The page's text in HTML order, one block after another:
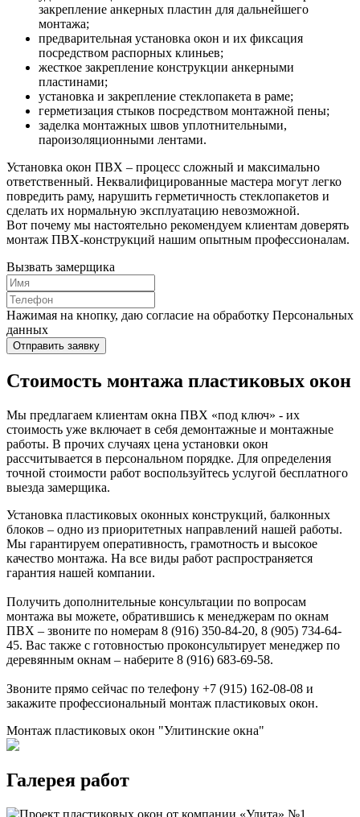
закрепление анкерных пластин для дальнейшего
монтажа;
предварительная установка окон и их фиксация
посредством распорных клиньев;
жесткое закрепление конструкции анкерными
пластинами;
установка и закрепление стеклопакета в раме;
герметизация стыков посредством монтажной пены;
заделка монтажных швов уплотнительными,
пароизоляционными лентами.
Установка окон ПВХ – процесс сложный и максимально
ответственный. Неквалифицированные мастера могут легко
повредить раму, нарушить герметичность стеклопакетов и
сделать их нормальную эксплуатацию невозможной.
Вот почему мы настоятельно рекомендуем клиентам доверять
монтаж ПВХ-конструкций нашим опытным профессионалам.
Вызвать замерщика
Нажимая на кнопку, даю согласие на обработку Персональных
данных
Отправить заявку
Стоимость монтажа пластиковых окон
Мы предлагаем клиентам окна ПВХ «под ключ» - их
стоимость уже включает в себя демонтажные и монтажные
работы. В прочих случаях цена установки окон
рассчитывается в персональном порядке. Для определения
точной стоимости работ воспользуйтесь услугой бесплатного
выезда замерщика.
Установка пластиковых оконных конструкций, балконных
блоков – одно из приоритетных направлений нашей работы.
Мы гарантируем оперативность, грамотность и высокое
качество монтажа. На все виды работ распространяется
гарантия нашей компании.
Получить дополнительные консультации по вопросам
монтажа вы можете, обратившись к менеджерам по окнам
ПВХ – звоните по номерам 8 (916) 350-84-20, 8 (905) 734-64-
45. Вас также с готовностью проконсультирует менеджер по
деревянным окнам – наберите 8 (916) 683-69-58.
Звоните прямо сейчас по телефону +7 (915) 162-08-08 и
закажите профессиональный монтаж пластиковых окон.
Монтаж пластиковых окон "Улитинские окна"
Галерея работ